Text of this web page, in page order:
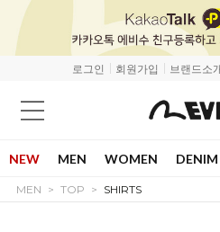
로그인 회원가입 브랜드소
NEW MEN WOMEN DENIM
MEN TOP SHIRTS